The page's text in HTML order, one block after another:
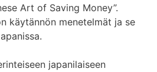
Art of Saving Money”.
käytännön menetelmät ja se
japanilaiseen